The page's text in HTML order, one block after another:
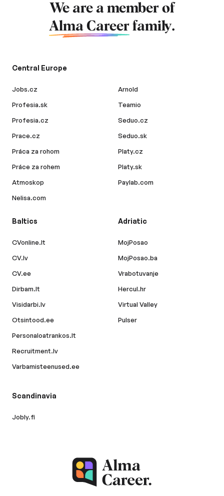
We are a member of
Alma Career family.
Central Europe
Jobs.cz
Profesia.sk
Profesia.cz
Prace.cz
Práca za rohom
Práce za rohem
Atmoskop
Nelisa.com
Arnold
Teamio
Seduo.cz
Seduo.sk
Platy.cz
Platy.sk
Paylab.com
Baltics
CVonline.lt
CV.lv
CV.ee
Dirbam.lt
Visidarbi.lv
Otsintood.ee
Personaloatrankos.lt
Recruitment.lv
Varbamisteenused.ee
Adriatic
MojPosao
MojPosao.ba
Vrabotuvanje
Hercul.hr
Virtual Valley
Pulser
Scandinavia
Jobly.fi